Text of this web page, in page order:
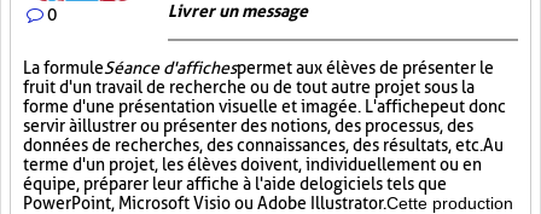
0 Livrer un message
La formuleSéance d'affichespermet aux élèves de présenter le
fruit d'un travail de recherche ou de tout autre projet sous la
forme d'une présentation visuelle et imagée. L'affichepeut donc
servir à illustrer ou présenter des notions, des processus, des
données de recherches, des connaissances, des résultats, etc. Au
terme d'un projet, les élèves doivent, individuellement ou en
équipe, préparer leur affiche à l'aide de logiciels tels que
PowerPoint, Microsoft Visio ou Adobe Illustrator.Cette production